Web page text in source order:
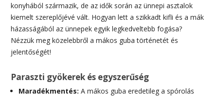
konyhából származik, de az idők során az ünnepi asztalok
kiemelt szereplőjévé vált. Hogyan lett a szikkadt kifli és a mák
házasságából az ünnepek egyik legkedveltebb fogása?
Nézzük meg közelebbről a mákos guba történetét és
jelentőségét!
Paraszti gyökerek és egyszerűség
Maradékmentés: A mákos guba eredetileg a spórolás